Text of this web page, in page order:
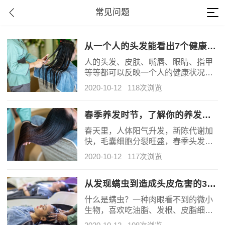
常见问题
从一个人的头发能看出7个健康问题
人的头发、皮肤、嘴唇、眼睛、指甲
等等都可以反映一个人的健康状况。
今天给大家分享一些比较实用的常
识，教你们如何从头发来判断一个人
候，大家不妨仔细观察观察。
2020-10-12 118次浏览
春季养发时节，了解你的养发小知识
春天里，人体阳气升发，新陈代谢加
快，毛囊细胞分裂旺盛，春季头发生
长速度是秋冬季的1.62倍，同时毛囊
生长所需的营养，如蛋白质、微量元
个季节里生长的速度也是四季中最快
的。
2020-10-12 117次浏览
从发现螨虫到造成头皮危害的3个时期！
什么是螨虫？一种肉眼看不到的微小
生物，喜欢吃油脂、发根、皮脂细胞
等为食物。现代毛发专家已经证实，